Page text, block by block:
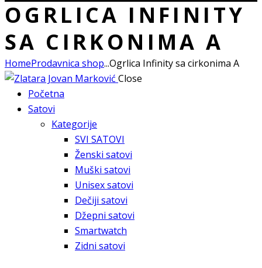
OGRLICA INFINITY
SA CIRKONIMA A
HomeProdavnica shop...Ogrlica Infinity sa cirkonima A
Close
Početna
Satovi
Kategorije
SVI SATOVI
Ženski satovi
Muški satovi
Unisex satovi
Dečiji satovi
Džepni satovi
Smartwatch
Zidni satovi